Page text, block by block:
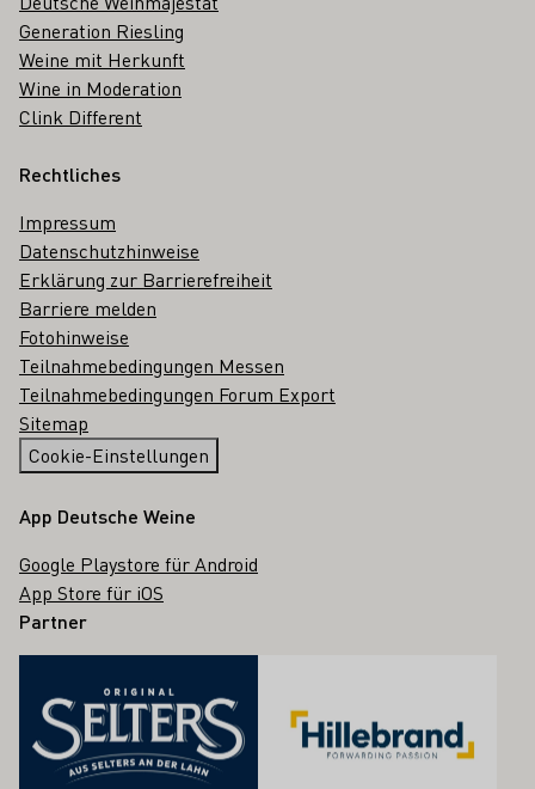
Generation Riesling
Weine mit Herkunft
Wine in Moderation
Clink Different
Rechtliches
Impressum
Datenschutzhinweise
Erklärung zur Barrierefreiheit
Barriere melden
Fotohinweise
Teilnahmebedingungen Messen
Teilnahmebedingungen Forum Export
Sitemap
Cookie-Einstellungen
App Deutsche Weine
Google Playstore für Android
App Store für iOS
Partner